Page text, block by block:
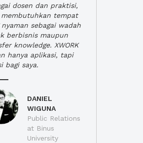
dosen dan praktisi,
membutuhkan tempat
nyaman sebagai wadah
berbisnis maupun
knowledge. XWORK
hanya aplikasi, tapi
bagi saya.
DANIEL
WIGUNA
Public Relations
at Binus
University